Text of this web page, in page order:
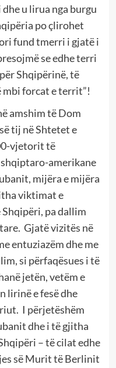
u lirua nga burgu
po çlirohet
fund tmerri i gjatë i
se edhe terri
Shqipërinë, të
mbi forcat e territ”!
amshim të Dom
tij në Shtetet e
vjetorit të
amerikane
mijëra e mijëra
viktimat e
pa dallim
Gjatë vizitës në
entuziazëm dhe me
si përfaqësues i të
jetën, vetëm e
lirinë e fesë dhe
I përjetëshëm
dhe i të gjitha
– të cilat edhe
së Murit të Berlinit